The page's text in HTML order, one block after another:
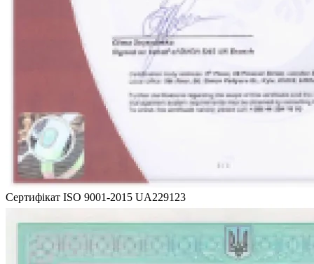
Сертифікат ISO 9001-2015 UA229123